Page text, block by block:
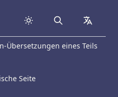
Search
Übersetzungen eines Teils
Seite